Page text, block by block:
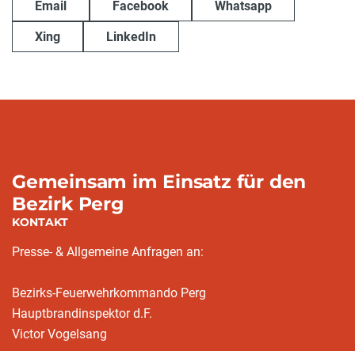
Email Facebook Whatsapp
Xing LinkedIn
Gemeinsam im Einsatz für den
Bezirk Perg
KONTAKT
Presse- & Allgemeine Anfragen an:
Bezirks-Feuerwehrkommando Perg
Hauptbrandinspektor d.F.
Victor Vogelsang